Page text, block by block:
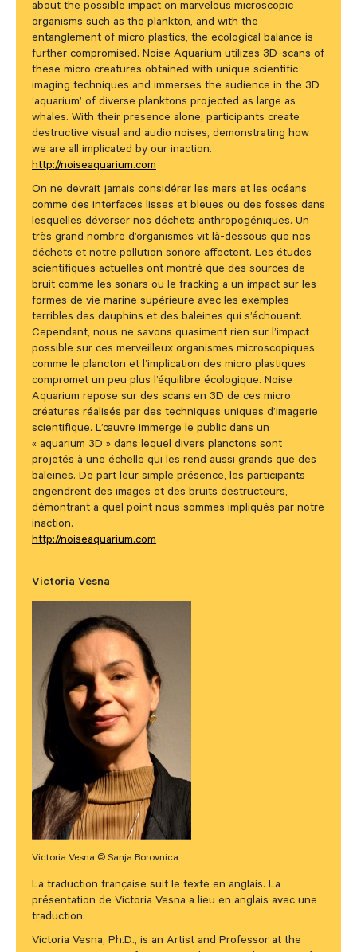
about the possible impact on marvelous microscopic
organisms such as the plankton, and with the
entanglement of micro plastics, the ecological balance is
further compromised. Noise Aquarium utilizes 3D-scans of
these micro creatures obtained with unique scientific
imaging techniques and immerses the audience in the 3D
‘aquarium’ of diverse planktons projected as large as
whales. With their presence alone, participants create
destructive visual and audio noises, demonstrating how
we are all implicated by our inaction.
http://noiseaquarium.com
On ne devrait jamais considérer les mers et les océans
comme des interfaces lisses et bleues ou des fosses dans
lesquelles déverser nos déchets anthropogéniques. Un
très grand nombre d’organismes vit là-dessous que nos
déchets et notre pollution sonore affectent. Les études
scientifiques actuelles ont montré que des sources de
bruit comme les sonars ou le fracking a un impact sur les
formes de vie marine supérieure avec les exemples
terribles des dauphins et des baleines qui s’échouent.
Cependant, nous ne savons quasiment rien sur l’impact
possible sur ces merveilleux organismes microscopiques
comme le plancton et l’implication des micro plastiques
compromet un peu plus l’équilibre écologique. Noise
Aquarium repose sur des scans en 3D de ces micro
créatures réalisés par des techniques uniques d’imagerie
scientifique. L’œuvre immerge le public dans un
« aquarium 3D » dans lequel divers planctons sont
projetés à une échelle qui les rend aussi grands que des
baleines. De part leur simple présence, les participants
engendrent des images et des bruits destructeurs,
démontrant à quel point nous sommes impliqués par notre
inaction.
http://noiseaquarium.com
Victoria Vesna
Victoria Vesna © Sanja Borovnica
La traduction française suit le texte en anglais. La
présentation de Victoria Vesna a lieu en anglais avec une
traduction.
Victoria Vesna, Ph.D., is an Artist and Professor at the